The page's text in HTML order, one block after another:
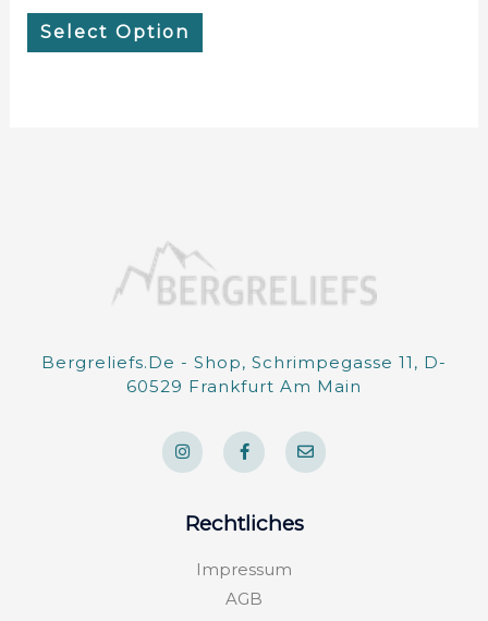
Select Option
Bergreliefs.de - Shop, Schrimpegasse 11, D-
60529 Frankfurt Am Main
I
n
s
t
r
F
a
c
e
o
o
f
E
n
v
e
Rechtliches
Impressum
AGB